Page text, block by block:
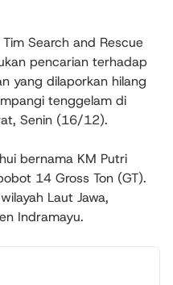
Search and Rescue
pencarian terhadap
yang dilaporkan hilang
tenggelam di
Senin (16/12).
bernama KM Putri
14 Gross Ton (GT).
Laut Jawa,
Indramayu.